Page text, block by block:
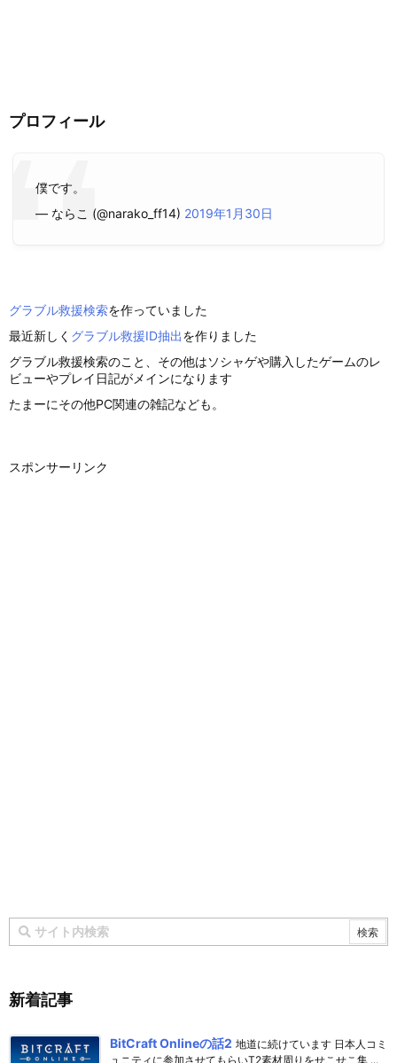
プロフィール
僕です。
— ならこ (@narako_ff14) 2019年1月30日
グラブル救援検索を作っていました
最近新しく グラブル救援ID抽出を作りました
グラブル救援検索のこと、その他はソシャゲや購入したゲームのレ
ビューやプレイ日記がメインになります
たまーにその他PC関連の雑記なども。
スポンサーリンク
新着記事
BitCraft Onlineの話2 地道に続けています 日本人コミ
ュニティに参加させてもらいT2素材周りをせこせこ集 ...